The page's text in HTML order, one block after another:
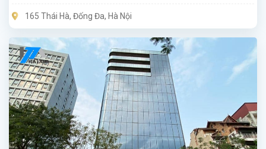
165 Thái Hà, Đống Đa, Hà Nội